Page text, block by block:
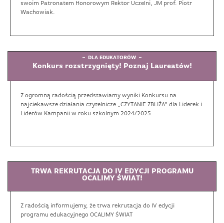
swoim Patronatem Honorowym Rektor Uczelni, JM prof. Piotr
Wachowiak.
DLA EDUKATORÓW
Konkurs rozstrzygnięty! Poznaj Laureatów!
Z ogromną radością przedstawiamy wyniki Konkursu na
najciekawsze działania czytelnicze „CZYTANIE ZBLIŻA” dla Liderek i
Liderów Kampanii w roku szkolnym 2024/2025.
TRWA REKRUTACJA DO IV EDYCJI PROGRAMU
OCALIMY ŚWIAT!
Z radością informujemy, że trwa rekrutacja do IV edycji
programu edukacyjnego OCALIMY ŚWIAT